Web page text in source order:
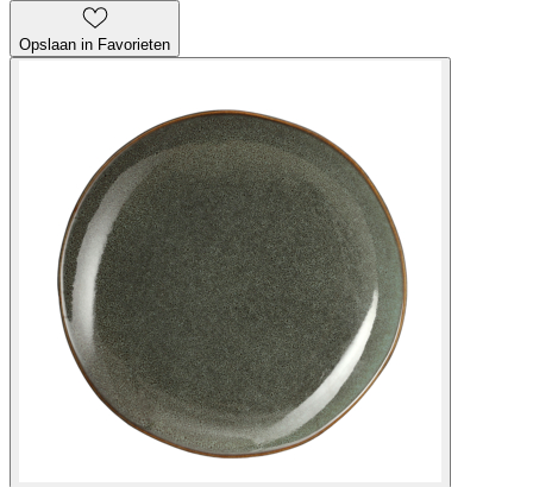
Opslaan in Favorieten